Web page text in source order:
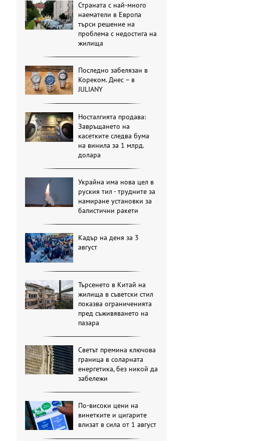
Страната с най-много
наематели в Европа
търси решение на
проблема с недостига на
жилища
Последно забелязан в
Кореком. Днес – в
JULIANY
Носталгията продава:
Завръщането на
касетките следва бума
на винила за 1 млрд.
долара
Украйна има нова цел в
руския тил - трудните за
намиране установки за
балистични ракети
Кадър на деня за 3
август
Търсенето в Китай на
жилища в съветски стил
показва ограниченията
пред съживяването на
пазара
Светът премина ключова
граница в соларната
енергетика, без никой да
забележи
По-високи цени на
винетките и цигарите
влизат в сила от 1 август